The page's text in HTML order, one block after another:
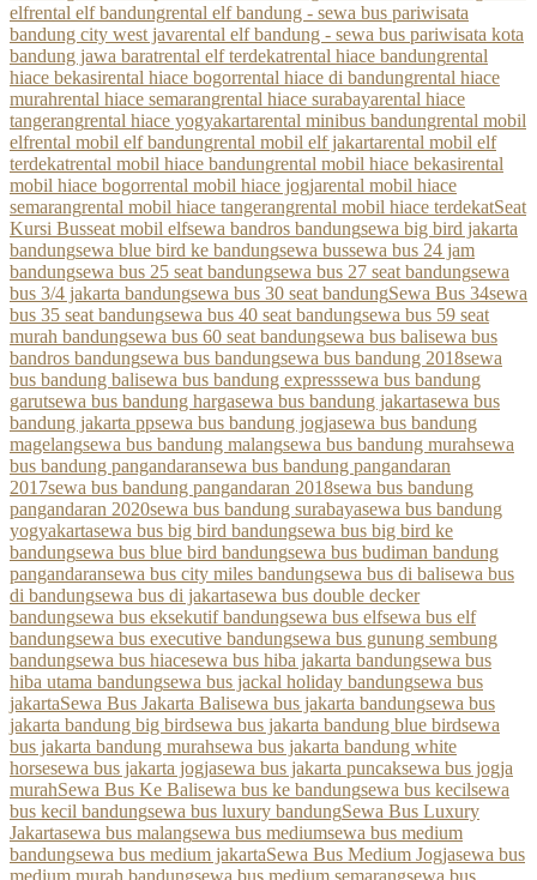
elfrental elf bandungrental elf bandung - sewa bus pariwisata
bandung city west javarental elf bandung - sewa bus pariwisata kota
bandung jawa baratrental elf terdekatrental hiace bandungrental
hiace bekasirental hiace bogorrental hiace di bandungrental hiace
murahrental hiace semarangrental hiace surabayarental hiace
tangerangrental hiace yogyakartarental minibus bandungrental mobil
elfrental mobil elf bandungrental mobil elf jakartarental mobil elf
terdekatrental mobil hiace bandungrental mobil hiace bekasirental
mobil hiace bogorrental mobil hiace jogjarental mobil hiace
semarangrental mobil hiace tangerangrental mobil hiace terdekatSeat
Kursi Busseat mobil elfsewa bandros bandungsewa big bird jakarta
bandungsewa blue bird ke bandungsewa bussewa bus 24 jam
bandungsewa bus 25 seat bandungsewa bus 27 seat bandungsewa
bus 3/4 jakarta bandungsewa bus 30 seat bandungSewa Bus 34sewa
bus 35 seat bandungsewa bus 40 seat bandungsewa bus 59 seat
murah bandungsewa bus 60 seat bandungsewa bus balisewa bus
bandros bandungsewa bus bandungsewa bus bandung 2018sewa
bus bandung balisewa bus bandung expresssewa bus bandung
garutsewa bus bandung hargasewa bus bandung jakartasewa bus
bandung jakarta ppsewa bus bandung jogjasewa bus bandung
magelangsewa bus bandung malangsewa bus bandung murahsewa
bus bandung pangandaransewa bus bandung pangandaran
2017sewa bus bandung pangandaran 2018sewa bus bandung
pangandaran 2020sewa bus bandung surabayasewa bus bandung
yogyakartasewa bus big bird bandungsewa bus big bird ke
bandungsewa bus blue bird bandungsewa bus budiman bandung
pangandaransewa bus city miles bandungsewa bus di balisewa bus
di bandungsewa bus di jakartasewa bus double decker
bandungsewa bus eksekutif bandungsewa bus elfsewa bus elf
bandungsewa bus executive bandungsewa bus gunung sembung
bandungsewa bus hiacesewa bus hiba jakarta bandungsewa bus
hiba utama bandungsewa bus jackal holiday bandungsewa bus
jakartaSewa Bus Jakarta Balisewa bus jakarta bandungsewa bus
jakarta bandung big birdsewa bus jakarta bandung blue birdsewa
bus jakarta bandung murahsewa bus jakarta bandung white
horsesewa bus jakarta jogjasewa bus jakarta puncaksewa bus jogja
murahSewa Bus Ke Balisewa bus ke bandungsewa bus kecilsewa
bus kecil bandungsewa bus luxury bandungSewa Bus Luxury
Jakartasewa bus malangsewa bus mediumsewa bus medium
bandungsewa bus medium jakartaSewa Bus Medium Jogjasewa bus